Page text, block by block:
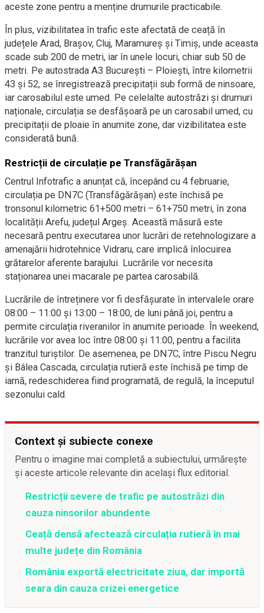
aceste zone pentru a menține drumurile practicabile.
În plus, vizibilitatea în trafic este afectată de ceață în
județele Arad, Brașov, Cluj, Maramureș și Timiș, unde aceasta
scade sub 200 de metri, iar în unele locuri, chiar sub 50 de
metri. Pe autostrada A3 București – Ploiești, între kilometrii
43 și 52, se înregistrează precipitații sub formă de ninsoare,
iar carosabilul este umed. Pe celelalte autostrăzi și drumuri
naționale, circulația se desfășoară pe un carosabil umed, cu
precipitații de ploaie în anumite zone, dar vizibilitatea este
considerată bună.
Restricții de circulație pe Transfăgărășan
Centrul Infotrafic a anunțat că, începând cu 4 februarie,
circulația pe DN7C (Transfăgărășan) este închisă pe
tronsonul kilometric 61+500 metri – 61+750 metri, în zona
localității Arefu, județul Argeș. Această măsură este
necesară pentru executarea unor lucrări de retehnologizare a
amenajării hidrotehnice Vidraru, care implică înlocuirea
grătarelor aferente barajului. Lucrările vor necesita
staționarea unei macarale pe partea carosabilă.
Lucrările de întreținere vor fi desfășurate în intervalele orare
08:00 – 11:00 și 13:00 – 18:00, de luni până joi, pentru a
permite circulația riveranilor în anumite perioade. În weekend,
lucrările vor avea loc între 08:00 și 11:00, pentru a facilita
tranzitul turiștilor. De asemenea, pe DN7C, între Piscu Negru
și Bâlea Cascada, circulația rutieră este închisă pe timp de
iarnă, redeschiderea fiind programată, de regulă, la începutul
sezonului cald.
Context și subiecte conexe
Pentru o imagine mai completă a subiectului, urmărește
și aceste articole relevante din același flux editorial.
Restricții severe de trafic pe autostrăzi din
cauza ninsorilor abundente
Ceață densă afectează circulația rutieră în mai
multe județe din România
România exportă electricitate ziua, dar importă
seara din cauza crizei energetice